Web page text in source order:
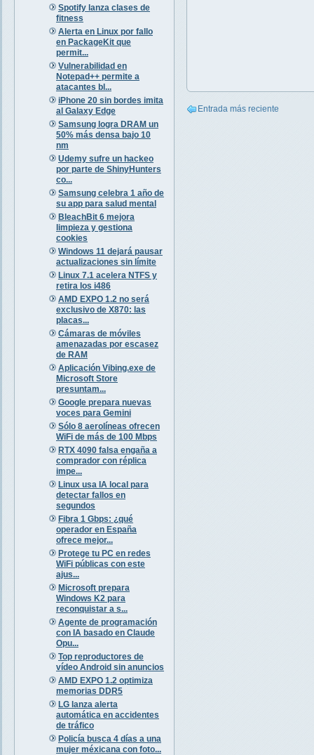
Spotify lanza clases de
fitness
Alerta en Linux por fallo
en PackageKit que
permit...
Vulnerabilidad en
Notepad++ permite a
atacantes bl...
iPhone 20 sin bordes imita
al Galaxy Edge
Samsung logra DRAM un
50% más densa bajo 10
nm
Udemy sufre un hackeo
por parte de ShinyHunters
co...
Samsung celebra 1 año de
su app para salud mental
BleachBit 6 mejora
limpieza y gestiona
cookies
Windows 11 dejará pausar
actualizaciones sin límite
Linux 7.1 acelera NTFS y
retira los i486
AMD EXPO 1.2 no será
exclusivo de X870: las
placas...
Cámaras de móviles
amenazadas por escasez
de RAM
Aplicación Vibing.exe de
Microsoft Store
presuntam...
Google prepara nuevas
voces para Gemini
Sólo 8 aerolíneas ofrecen
WiFi de más de 100 Mbps
RTX 4090 falsa engaña a
comprador con réplica
impe...
Linux usa IA local para
detectar fallos en
segundos
Fibra 1 Gbps: ¿qué
operador en España
ofrece mejor...
Protege tu PC en redes
WiFi públicas con este
ajus...
Microsoft prepara
Windows K2 para
reconquistar a s...
Agente de programación
con IA basado en Claude
Opu...
Top reproductores de
vídeo Android sin anuncios
AMD EXPO 1.2 optimiza
memorias DDR5
LG lanza alerta
automática en accidentes
de tráfico
Policía busca 4 días a una
mujer méxicana con foto...
Entrada más reciente